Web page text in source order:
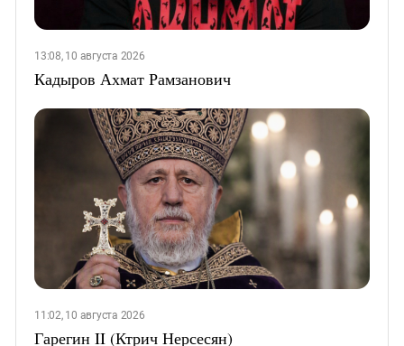
13:08, 10 августа 2026
Кадыров Ахмат Рамзанович
11:02, 10 августа 2026
Гарегин II (Ктрич Нерсесян)